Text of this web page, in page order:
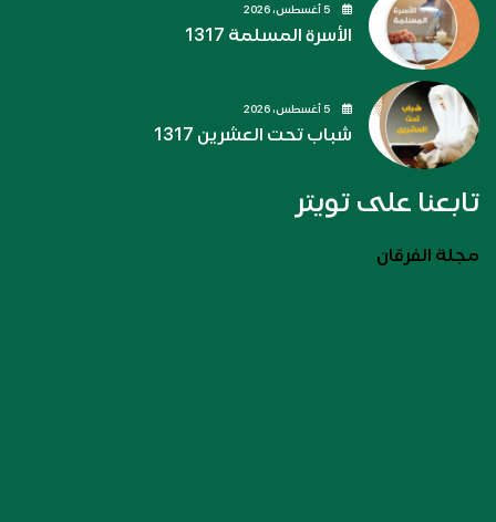
الأسرة المسلمة 1317
شباب تحت العشرين 1317
تابعنا على تويتر
مجلة الفرقان